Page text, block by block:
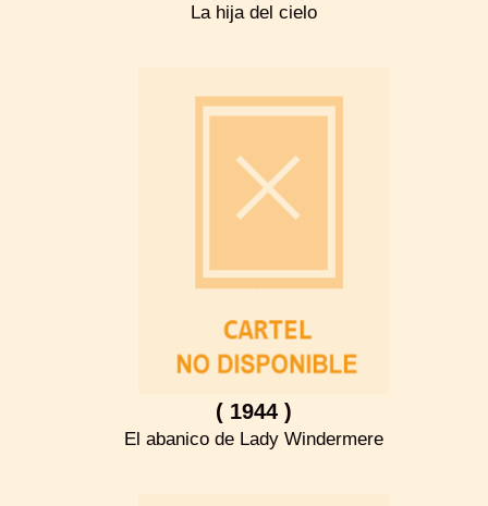
La hija del cielo
( 1944 )
El abanico de Lady Windermere